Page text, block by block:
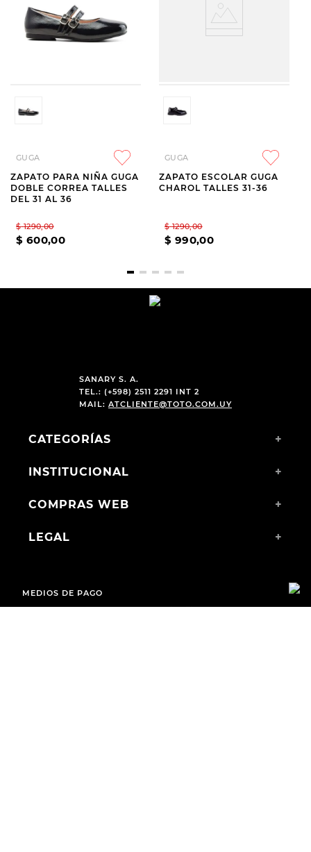
GUGA
ZAPATO PARA NIÑA GUGA
DOBLE CORREA TALLES
DEL 31 AL 36
$ 1290,00
$ 600,00
GUGA
ZAPATO ESCOLAR GUGA
CHAROL TALLES 31-36
$ 1290,00
$ 990,00
SANARY S. A.
TEL.: (+598) 2511 2291 INT 2
MAIL: ATCLIENTE@TOTO.COM.UY
CATEGORÍAS +
INSTITUCIONAL +
COMPRAS WEB +
LEGAL +
MEDIOS DE PAGO